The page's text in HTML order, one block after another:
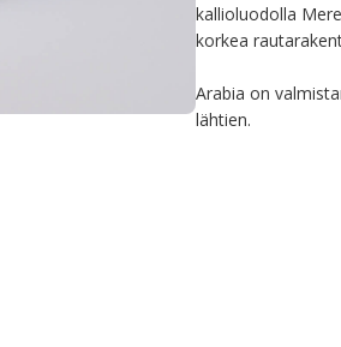
kallioluodolla
korkea
Arabia on
lähtien.